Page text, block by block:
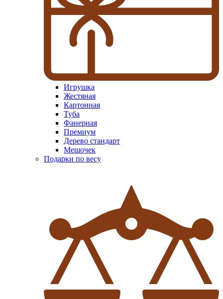
Игрушка
Жестяная
Картонная
Туба
Фанерная
Премиум
Дерево стандарт
Мешочек
Подарки по весу